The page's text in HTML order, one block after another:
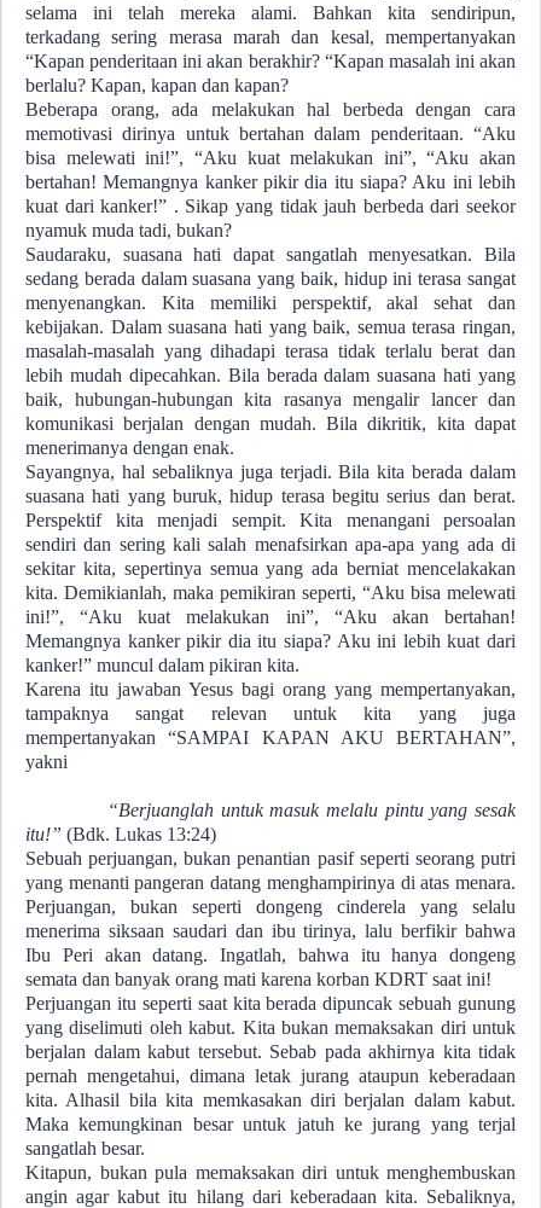
selama ini telah mereka alami. Bahkan kita sendiripun,
terkadang sering merasa marah dan kesal, mempertanyakan
“Kapan penderitaan ini akan berakhir? “Kapan masalah ini akan
berlalu? Kapan, kapan dan kapan?
Beberapa orang, ada melakukan hal berbeda dengan cara
memotivasi dirinya untuk bertahan dalam penderitaan. “Aku
bisa melewati ini!”, “Aku kuat melakukan ini”, “Aku akan
bertahan! Memangnya kanker pikir dia itu siapa? Aku ini lebih
kuat dari kanker!” . Sikap yang tidak jauh berbeda dari seekor
nyamuk muda tadi, bukan?
Saudaraku, suasana hati dapat sangatlah menyesatkan. Bila
sedang berada dalam suasana yang baik, hidup ini terasa sangat
menyenangkan. Kita memiliki perspektif, akal sehat dan
kebijakan. Dalam suasana hati yang baik, semua terasa ringan,
masalah-masalah yang dihadapi terasa tidak terlalu berat dan
lebih mudah dipecahkan. Bila berada dalam suasana hati yang
baik, hubungan-hubungan kita rasanya mengalir lancer dan
komunikasi berjalan dengan mudah. Bila dikritik, kita dapat
menerimanya dengan enak.
Sayangnya, hal sebaliknya juga terjadi. Bila kita berada dalam
suasana hati yang buruk, hidup terasa begitu serius dan berat.
Perspektif kita menjadi sempit. Kita menangani persoalan
sendiri dan sering kali salah menafsirkan apa-apa yang ada di
sekitar kita, sepertinya semua yang ada berniat mencelakakan
kita. Demikianlah, maka pemikiran seperti, “Aku bisa melewati
ini!”, “Aku kuat melakukan ini”, “Aku akan bertahan!
Memangnya kanker pikir dia itu siapa? Aku ini lebih kuat dari
kanker!” muncul dalam pikiran kita.
Karena itu jawaban Yesus bagi orang yang mempertanyakan,
tampaknya sangat relevan untuk kita yang juga
mempertanyakan “SAMPAI KAPAN AKU BERTAHAN”,
yakni
“Berjuanglah untuk masuk melalu pintu yang sesak
itu!” (Bdk. Lukas 13:24)
Sebuah perjuangan, bukan penantian pasif seperti seorang putri
yang menanti pangeran datang menghampirinya di atas menara.
Perjuangan, bukan seperti dongeng cinderela yang selalu
menerima siksaan saudari dan ibu tirinya, lalu berfikir bahwa
Ibu Peri akan datang. Ingatlah, bahwa itu hanya dongeng
semata dan banyak orang mati karena korban KDRT saat ini!
Perjuangan itu seperti saat kita berada dipuncak sebuah gunung
yang diselimuti oleh kabut. Kita bukan memaksakan diri untuk
berjalan dalam kabut tersebut. Sebab pada akhirnya kita tidak
pernah mengetahui, dimana letak jurang ataupun keberadaan
kita. Alhasil bila kita memkasakan diri berjalan dalam kabut.
Maka kemungkinan besar untuk jatuh ke jurang yang terjal
sangatlah besar.
Kitapun, bukan pula memaksakan diri untuk menghembuskan
angin agar kabut itu hilang dari keberadaan kita. Sebaliknya,